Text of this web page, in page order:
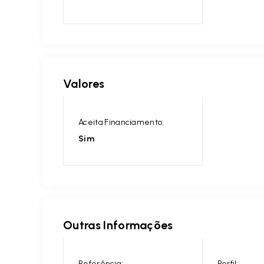
Valores
Aceita Financiamento:
Sim
Outras Informações